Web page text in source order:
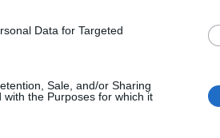
Data for Targeted
Sale, and/or Sharing
the Purposes for which it
Pierpaolo
Carolina
Ernia
Fazio
(cantante),